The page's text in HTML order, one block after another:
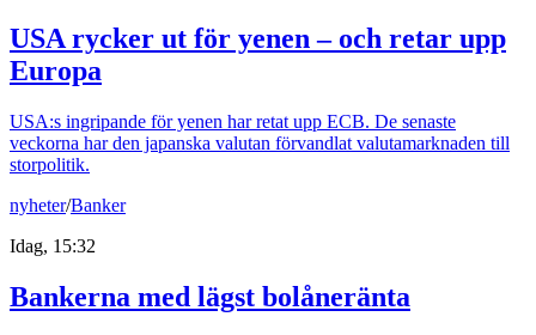
USA rycker ut för yenen – och retar upp
Europa
USA:s ingripande för yenen har retat upp ECB. De senaste
veckorna har den japanska valutan förvandlat valutamarknaden till
storpolitik.
nyheter/Banker
Idag, 15:32
Bankerna med lägst bolåneränta